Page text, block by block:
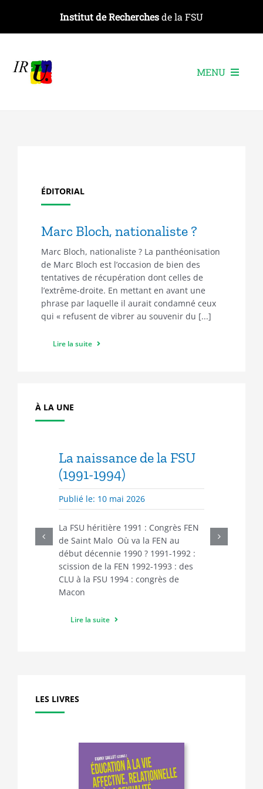
contenu
Institut de Recherchesde la FSU
MENU
Les événements
ÉDITORIAL
Marc Bloch, nationaliste ?
Marc Bloch, nationaliste ? La panthéonisation
de Marc Bloch est l’occasion de bien des
tentatives de récupération dont celles de
l’extrême-droite. En mettant en avant une
phrase par laquelle il aurait condamné ceux
qui « refusent de vibrer au souvenir du [...]
Lire la suite
À LA UNE
La naissance de la FSU
(1991-1994)
Publié le: 10 mai 2026
La FSU héritière 1991 : Congrès FEN
de Saint Malo Où va la FEN au
début décennie 1990 ? 1991-1992 :
scission de la FEN 1992-1993 : des
CLU à la FSU 1994 : congrès de
Macon
Lire la suite
LES LIVRES